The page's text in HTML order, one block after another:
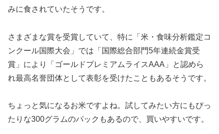
みに食されていたそうです。
さまざまな賞を受賞していて、特に「米・食味分析鑑定コ
ンクール国際大会」では「国際総合部門5年連続金賞受
賞」により「ゴールドプレミアムライスAAA」と認めら
れ最高名誉団体として表彰を受けたこともあるそうです。
ちょっと気になるお米ですよね。試してみたい方にもぴっ
たりな300グラムのパックもあるので、買いやすいです。